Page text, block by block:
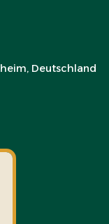
Deutschland